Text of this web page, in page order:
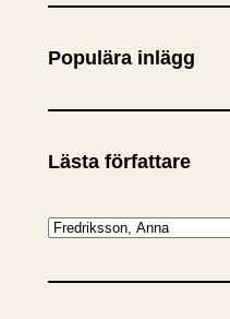
k
Populära inlägg
Lästa författare
K
t